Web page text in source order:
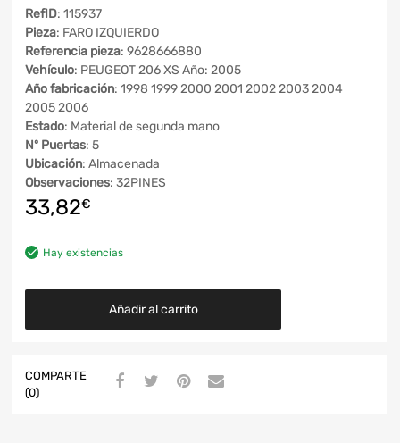
RefID: 115937
Pieza: FARO IZQUIERDO
Referencia pieza: 9628666880
Vehículo: PEUGEOT 206 XS Año: 2005
Año fabricación: 1998 1999 2000 2001 2002 2003 2004
2005 2006
Estado: Material de segunda mano
Nº Puertas: 5
Ubicación: Almacenada
Observaciones: 32PINES
33,82€
Hay existencias
Añadir al carrito
COMPARTE
(0)